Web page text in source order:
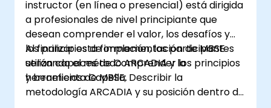
instructor (en línea o presencial) está dirigida
a profesionales de nivel principiante que
desean comprender el valor, los desafíos y
los principios de implementación de MBSE
utilizando el método ARCADIA y la
herramienta Capella.
Al finalizar esta formación, los participantes
serán capaces de Comprender los principios
y beneficios de MBSE; Describir la
metodología ARCADIA y su posición dentro de